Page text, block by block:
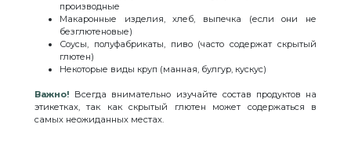
производные
Макаронные изделия, хлеб, выпечка (если они не
безглютеновые)
Соусы, полуфабрикаты, пиво (часто содержат скрытый
глютен)
Некоторые виды круп (манная, булгур, кускус)
Важно! Всегда внимательно изучайте состав продуктов на
этикетках, так как скрытый глютен может содержаться в
самых неожиданных местах.